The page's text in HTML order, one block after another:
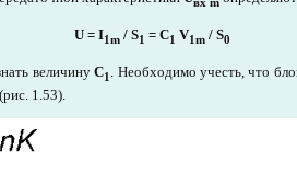
U = I1m/ S1 = C1 V1m/ S0
величинуС1
. Необходимо учесть, что
1.53).